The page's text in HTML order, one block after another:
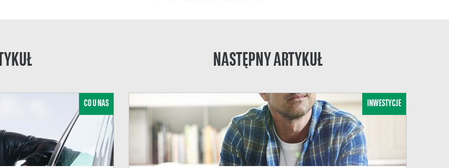
CO U NAS
NASTĘPNY ARTYKUŁ
INWESTYCJE